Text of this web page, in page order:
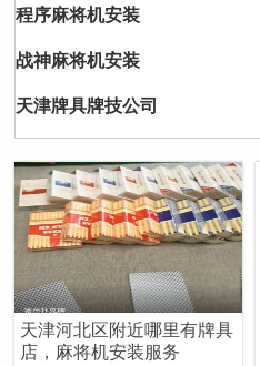
程序麻将机安装
战神麻将机安装
天津牌具牌技公司
天津河北区附近哪里有牌具
店，麻将机安装服务